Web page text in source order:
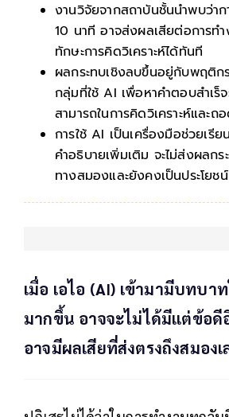
งานวิจัยจากสถาบันชั้นนำพบว่า
10 นาที อาจส่งผลเสียต่อการท
ทักษะการคิดวิเคราะห์ได้ทันที
ผลกระทบเชิงลบขึ้นอยู่กับพฤติก
กลุ่มที่ใช้ AI เพื่อหาคำตอบสำเร็
สามารถในการคิดวิเคราะห์และถ
การใช้ AI เป็นเครื่องมือช่วยเรี
คำอธิบายเพิ่มเติม จะไม่ส่งผลก
ทางสมองและยังคงเป็นประโยชน์
เมื่อ เอไอ (AI) เข้ามามีบทบ
มากขึ้น อาจจะไม่ได้มีแต่ข้อดี
อาจมีผลเสียที่ส่งตรงถึงสมองเ